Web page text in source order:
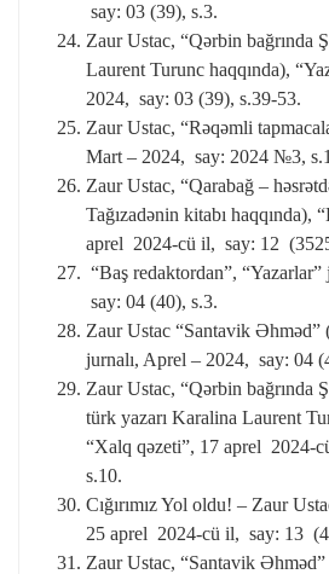
say: 03 (39), s.3.
Zaur Ustac, “Qərbin bağrında
Laurent Turunc haqqında),
2024, say: 03 (39), s.39-53.
Zaur Ustac, “Rəqəmli
Mart – 2024, say: 2024 №3,
Zaur Ustac, “Qarabağ –
Tağızadənin kitabı haqqında),
aprel 2024-cü il, say: 12
“Baş redaktordan”,
say: 04 (40), s.3.
Zaur Ustac “Santavik Əhməd”
jurnalı, Aprel – 2024, say: 04
Zaur Ustac, “Qərbin bağrında
türk yazarı Karalina Laurent
“Xalq qəzeti”, 17 aprel 2024-
s.10.
Cığırımız Yol oldu! – Zaur
25 aprel 2024-cü il, say: 13
Zaur Ustac, “Santavik